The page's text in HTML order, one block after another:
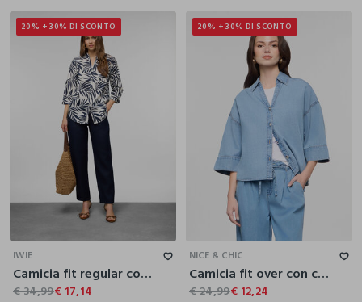
20% + 30% DI SCONTO
IWIE
Camicia fit regular con scollo a V in misto lino donna
€ 34,99€ 17,14
20% + 30% DI SCONTO
M
XL
NICE & CHIC
Camicia fit over con collo alla francese in denim di puro cotone donna
€ 24,99€ 12,24